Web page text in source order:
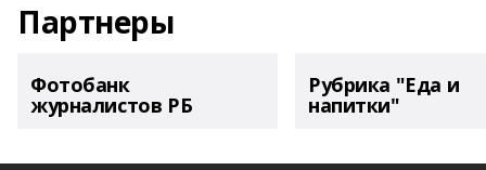
Партнеры
Фотобанк
журналистов РБ
Рубрика "Еда и
напитки"